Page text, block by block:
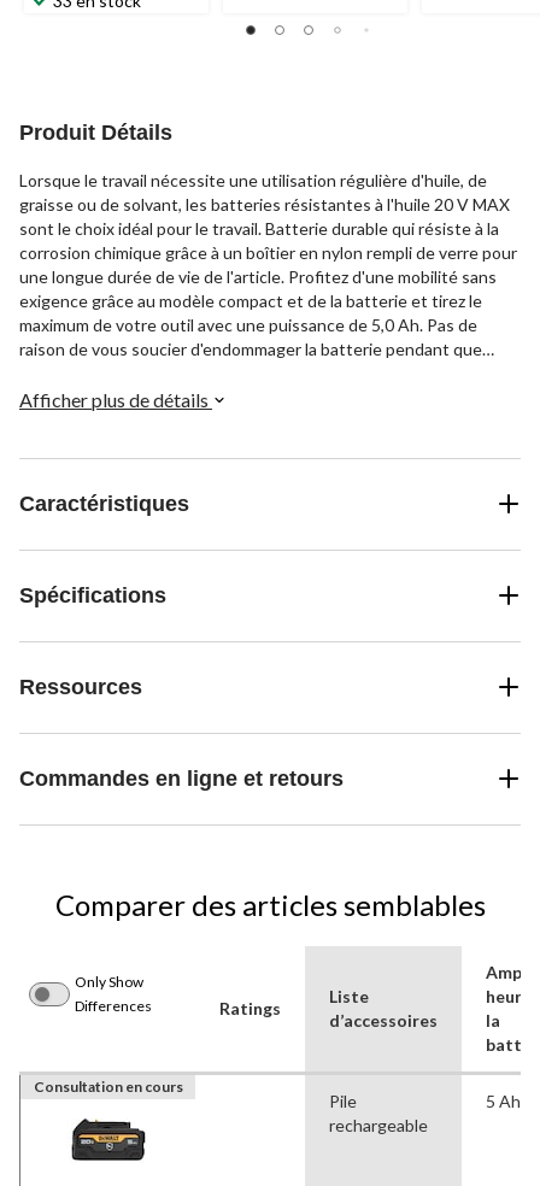
Produit Détails
Lorsque le travail nécessite une utilisation régulière d'huile, de
graisse ou de solvant, les batteries résistantes à l'huile 20 V MAX
sont le choix idéal pour le travail. Batterie durable qui résiste à la
corrosion chimique grâce à un boîtier en nylon rempli de verre pour
une longue durée de vie de l'article. Profitez d'une mobilité sans
exigence grâce au modèle compact et de la batterie et tirez le
maximum de votre outil avec une puissance de 5,0 Ah. Pas de
raison de vous soucier d'endommager la batterie pendant que
la protège contre les chutes et les collisions. Compatible avec
limitée de 2 ans.
Afficher plus de détails
Caractéristiques
Spécifications
Ressources
Commandes en ligne et retours
Comparer des articles semblables
Only Show
Differences
Ratings
Liste
d’accessoires
la
Consultation en cours
Pile
rechargeable
5 Ah